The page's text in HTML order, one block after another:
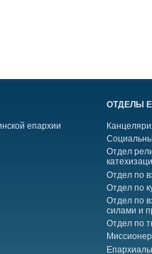
епархии
ОТДЕЛЫ
Отдел
Отдел по
Отдел по
Отдел по
силами и
Отдел по